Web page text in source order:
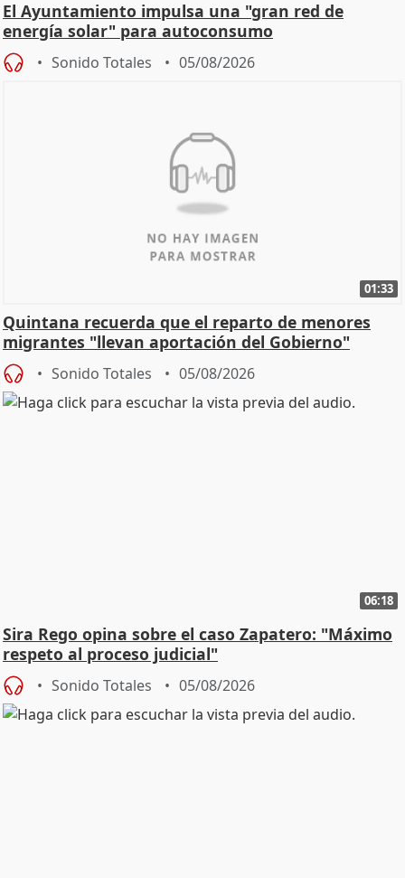
El Ayuntamiento impulsa una "gran red de
energía solar" para autoconsumo
Sonido Totales 05/08/2026
01:33
Quintana recuerda que el reparto de menores
migrantes "llevan aportación del Gobierno"
central
Sonido Totales 05/08/2026
06:18
Sira Rego opina sobre el caso Zapatero: "Máximo
respeto al proceso judicial"
Sonido Totales 05/08/2026